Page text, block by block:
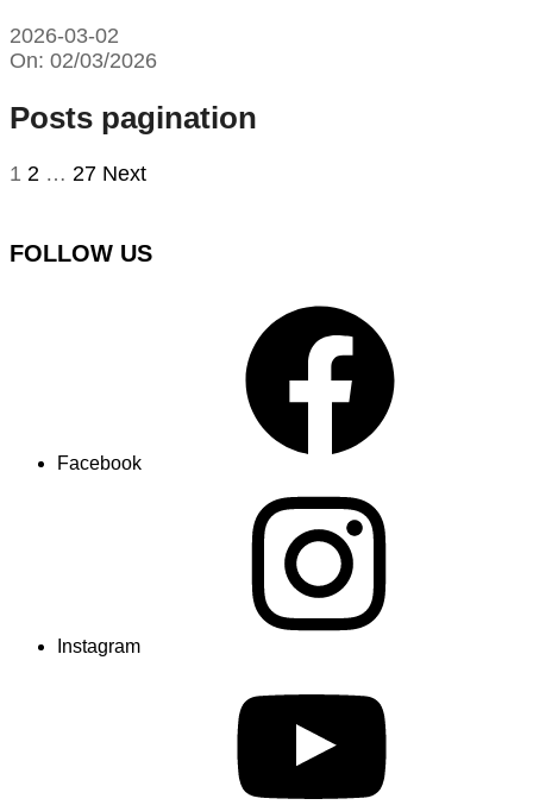
2026-03-02
On: 02/03/2026
Posts pagination
1 2 … 27 Next
FOLLOW US
Facebook
Instagram